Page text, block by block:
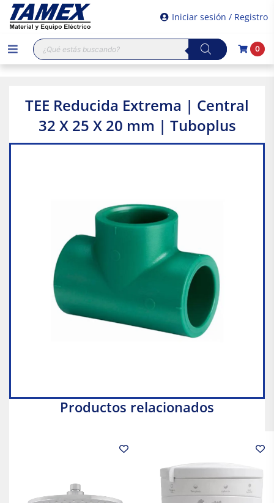
Iniciar sesión / Registro
Búsqueda
de
productos
0
TEE Reducida Extrema | Central
32 X 25 X 20 mm | Tuboplus
Productos relacionados